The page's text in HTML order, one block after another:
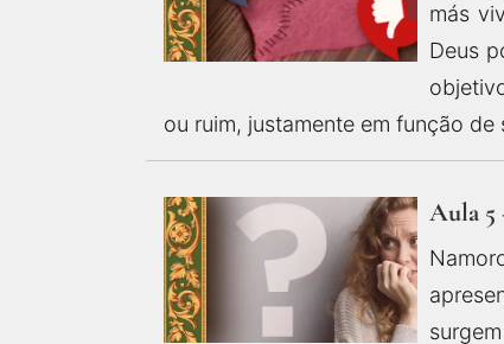
más
Deus
ou ruim, justamente em função de
Aula 5